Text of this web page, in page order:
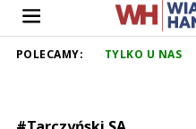
POLECAMY: TYLKO U NAS